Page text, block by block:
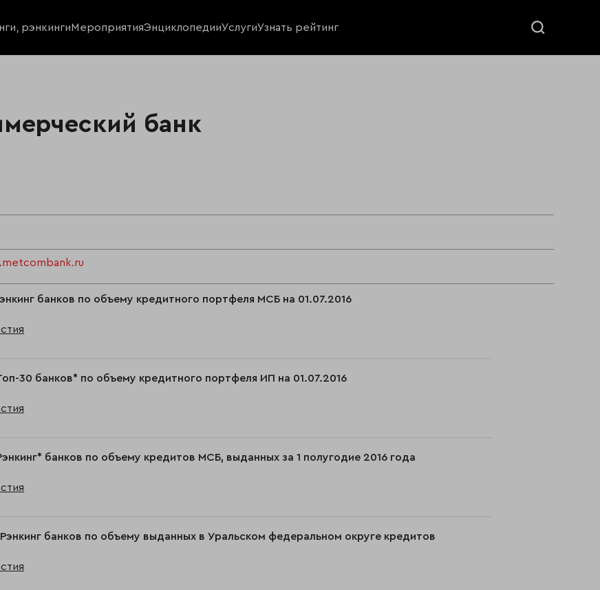
рэнкингиМероприятияЭнциклопедииУслугиУзнать рейтинг
банк
банков по объему кредитного портфеля МСБ на 01.07.2016
30 банков* по объему кредитного портфеля ИП на 01.07.2016
банков по объему кредитов МСБ, выданных за 1 полугодие 2016 года
банков по объему выданных в Уральском федеральном округе кредитов